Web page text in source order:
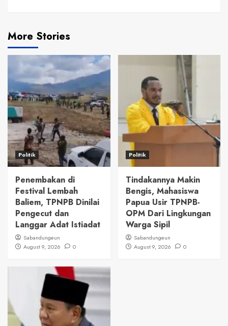
More Stories
Politik
Penembakan di
Festival Lembah
Baliem, TPNPB Dinilai
Pengecut dan
Langgar Adat Istiadat
Sabandungeun
August 9, 2026
0
Politik
Tindakannya Makin
Bengis, Mahasiswa
Papua Usir TPNPB-
OPM Dari Lingkungan
Warga Sipil
Sabandungeun
August 9, 2026
0